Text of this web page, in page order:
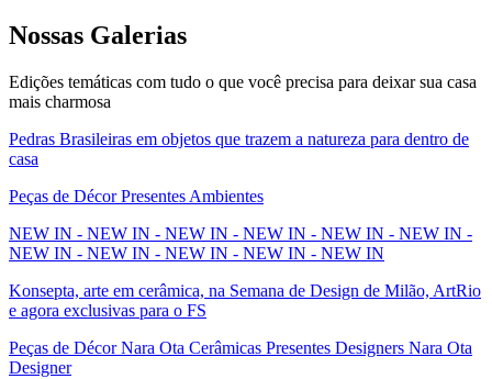
Nossas Galerias
Edições temáticas com tudo o que você precisa para deixar sua casa
mais charmosa
Pedras Brasileiras em objetos que trazem a natureza para dentro de
casa
Peças de Décor Presentes Ambientes
NEW IN - NEW IN - NEW IN - NEW IN - NEW IN - NEW IN -
NEW IN - NEW IN - NEW IN - NEW IN - NEW IN
Konsepta, arte em cerâmica, na Semana de Design de Milão, ArtRio
e agora exclusivas para o FS
Peças de Décor Nara Ota Cerâmicas Presentes Designers Nara Ota
Designer